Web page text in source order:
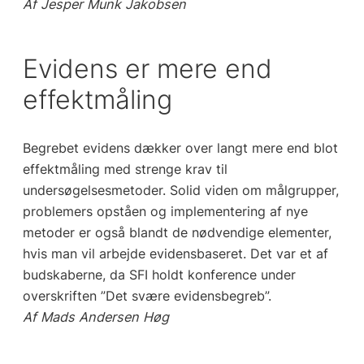
Af Jesper Munk Jakobsen
Evidens er mere end
effektmåling
Begrebet evidens dækker over langt mere end blot
effektmåling med strenge krav til
undersøgelsesmetoder. Solid viden om målgrupper,
problemers opståen og implementering af nye
metoder er også blandt de nødvendige elementer,
hvis man vil arbejde evidensbaseret. Det var et af
budskaberne, da SFI holdt konference under
overskriften ”Det svære evidensbegreb”.
Af Mads Andersen Høg